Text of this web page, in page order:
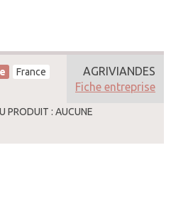
France
PRODUIT : AUCUNE
AGRIVIANDES
Fiche entreprise